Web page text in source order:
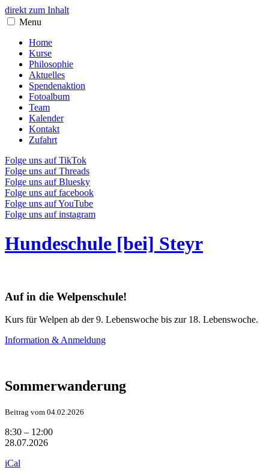
direkt zum Inhalt
Menu
Home
Kurse
Philosophie
Aktuelles
Spendenaktion
Fotoalbum
Team
Kalender
Kontakt
Zufahrt
Folge uns auf TikTok
Folge uns auf Threads
Folge uns auf Bluesky
Folge uns auf facebook
Folge uns auf YouTube
Folge uns auf instagram
Hundeschule [bei] Steyr
Auf in die Welpenschule!
Kurs für Welpen ab der 9. Lebenswoche bis zur 18. Lebenswoche.
Information & Anmeldung
Sommerwanderung
Beitrag vom 04.02.2026
Sommerwanderung
8:30 – 12:00
28.07.2026
iCal